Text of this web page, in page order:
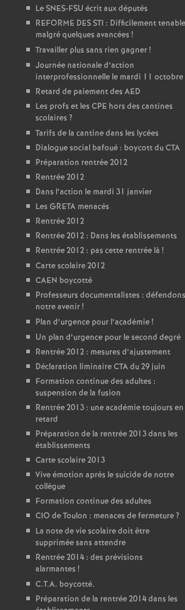
Le SNES-FSU écrit aux députés
REFORME DES STI : Difficilement tenable
malgré quelques avancées !
Travailler plus sans rien gagner!
Journée nationale d’action
interprofessionnelle le mardi 11 octobre
Retard de paiement des AED
Les profs et les CPE hors des cantines
scolaires ?
Tarifs de la cantine dans les lycées
Dialogue social bafoué : boycott du CTA
Préparation rentrée 2012
Rentrée 2012
Dans l’action le mardi 31 janvier
Les GRETA menacés
Rentrée 2012
Rentrée 2012 : Dans les établissements
Rentrée 2012 : pas cette rentrée là !
Carte scolaire 2012
CAEN boycotté
Professeurs documentalistes : défendons
notre avenir!
Plan d’urgence pour l’académie!
Un plan d’urgence pour le second degré
Rentrée 2012 : mesures d’ajustement
Déclaration liminaire CTA du 29 juin
Formation continue des adultes :
suspension de la fusion
Rentrée 2013 : une académie toujours en
retard
Préparation de la rentrée 2013 dans les
établissements
Carte scolaire 2013
Vive émotion après le suicide de notre
collègue
Formation continue des adultes
CIO de Toulon : menaces de fermeture?
La note de vie scolaire doit être
supprimée sans attendre
Rentrée 2014 : des prévisions
alarmantes !
C.T.A. boycotté.
Préparation de la rentrée 2014 dans les